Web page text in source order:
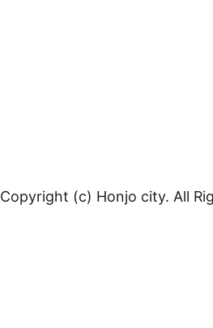
Copyright (c) Honjo city. All